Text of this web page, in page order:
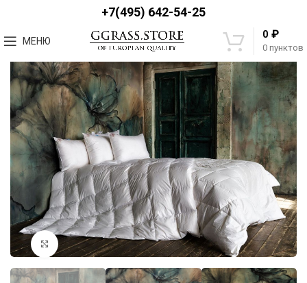
+7(495) 642-54-25
МЕНЮ
0 пунктов
0 ₽
Увеличить